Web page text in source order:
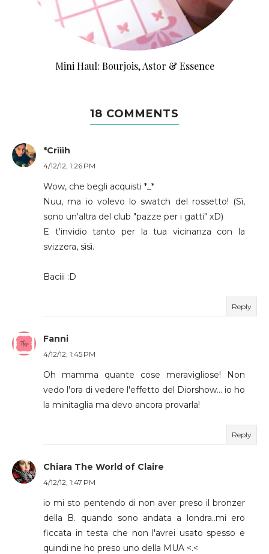
Mini Haul: Bourjois, Astor & Essence
18 COMMENTS
*Crìììh
4/12/12, 1:26 PM
Wow, che begli acquisti *_*
Nuu, ma io volevo lo swatch del rossetto! (Sì,
sono un'altra del club "pazze per i gatti" xD)
E t'invidio tanto per la tua vicinanza con la
svizzera, sìsì.
Baciii :D
Reply
Fanni
4/12/12, 1:45 PM
Oh mamma quante cose meravigliose! Non
vedo l'ora di vedere l'effetto del Diorshow... io ho
la minitaglia ma devo ancora provarla!
Reply
Chiara The World of Claire
4/12/12, 1:47 PM
io mi sto pentendo di non aver preso il bronzer
della B. quando sono andata a londra..mi ero
ficcata in testa che non l'avrei usato spesso e
quindi ne ho preso uno della MUA <.<